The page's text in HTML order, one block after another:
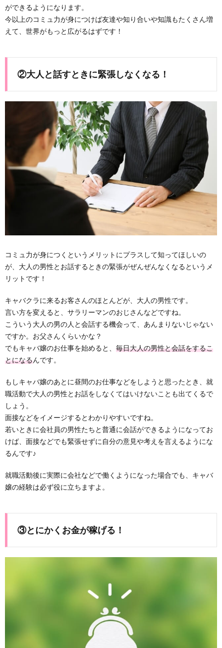
ができるようになります。
今以上のコミュ力が身につけば友達や知り合いや知識もたくさん増
えて、世界がもっと広がるはずです！
②大人と話すときに緊張しなくなる！
コミュ力が身につくというメリットにプラスして知ってほしいの
が、大人の男性とお話するときの緊張がぜんぜんなくなるというメ
リットです！
キャバクラに来るお客さんのほとんどが、大人の男性です。
言い方を変えると、サラリーマンのおじさんなどですね。
こういう大人の男の人と会話する機会って、あんまりないじゃない
ですか。お父さんくらいかな？
でもキャバ嬢のお仕事を始めると、 毎日大人の男性と会話をするこ
とになるんです。
もしキャバ嬢のあとに昼間のお仕事などをしようと思ったとき、就
職活動で大人の男性とお話をしなくてはいけないことも出てくるで
しょう。
面接などをイメージするとわかりやすいですね。
若いときに会社員の男性たちと普通に会話ができるようになってお
けば、面接などでも緊張せずに自分の意見や考えを言えるようにな
るんです♪
就職活動後に実際に会社などで働くようになった場合でも、キャバ
嬢の経験は必ず役に立ちますよ。
③とにかくお金が稼げる！